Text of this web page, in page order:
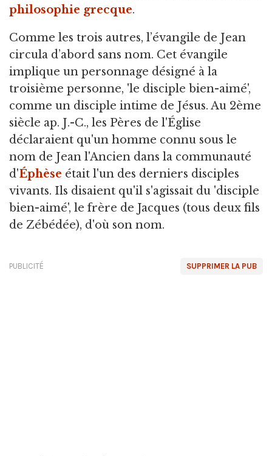
philosophie grecque.
Comme les trois autres, l’évangile de Jean
circula d’abord sans nom. Cet évangile
implique un personnage désigné à la
troisième personne, 'le disciple bien-aimé',
comme un disciple intime de Jésus. Au 2ème
siècle ap. J.-C., les Pères de l'Église
déclaraient qu'un homme connu sous le
nom de Jean l'Ancien dans la communauté
d'Éphèse était l'un des derniers disciples
vivants. Ils disaient qu'il s'agissait du 'disciple
bien-aimé', le frère de Jacques (tous deux fils
de Zébédée), d'où son nom.
SUPPRIMER LA PUB
PUBLICITÉ